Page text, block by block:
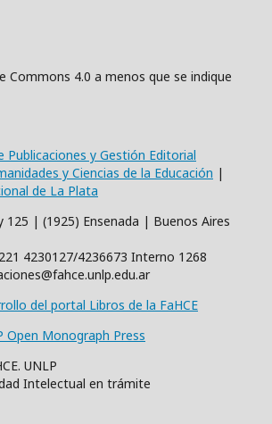
Commons 4.0 a menos que se indique
Publicaciones y Gestión Editorial
y Ciencias de la Educación |
de La Plata
125 | (1925) Ensenada | Buenos Aires
4230127/4236673 Interno 1268
del portal Libros de la FaHCE
Open Monograph Press
UNLP
Intelectual en trámite